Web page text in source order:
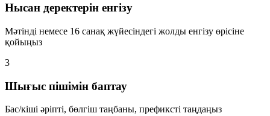
Нысан деректерін енгізу
Мәтінді немесе 16 санақ жүйесіндегі жолды енгізу өрісіне
қойыңыз
3
Шығыс пішімін баптау
Бас/кіші әріпті, бөлгіш таңбаны, префиксті таңдаңыз